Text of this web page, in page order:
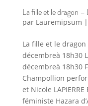
La fille et le dragon –
par Lauremipsum |
La fille et le dragon
décembreà 18h30
décembreà 18h30
Champollion
et Nicole
féministe Hazara